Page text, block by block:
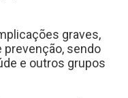
graves,
prevenção, sendo
e outros grupos